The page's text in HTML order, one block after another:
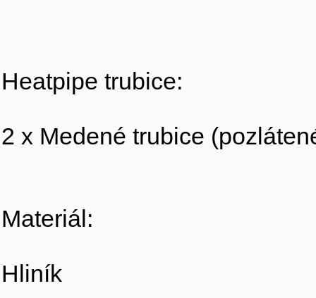
Heatpipe trubice:
2 x Medené trubice
Materiál:
Hliník